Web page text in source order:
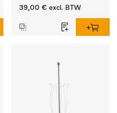
lengte 225 mm.
39,00 € excl. BTW